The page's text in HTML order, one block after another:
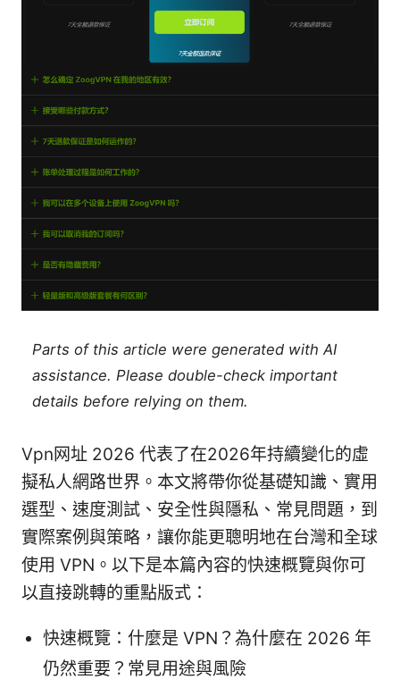
Parts of this article were generated with AI
assistance. Please double-check important
details before relying on them.
Vpn网址 2026 代表了在2026年持續變化的虛
擬私人網路世界。本文將帶你從基礎知識、實用
選型、速度測試、安全性與隱私、常見問題，到
實際案例與策略，讓你能更聰明地在台灣和全球
使用 VPN。以下是本篇內容的快速概覽與你可
以直接跳轉的重點版式：
快速概覽：什麼是 VPN？為什麼在 2026 年
仍然重要？常見用途與風險